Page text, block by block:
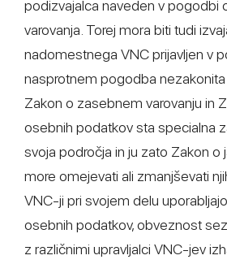
podizvajalca naveden v pogodbi
varovanja. Torej mora biti tudi
nadomestnega VNC prijavljen v
nasprotnem pogodba nezakonita
Zakon o zasebnem varovanju in
osebnih podatkov sta specialna
svoja področja in ju zato Zakon o
more omejevati ali zmanjševati
VNC-ji pri svojem delu
osebnih podatkov, obveznost
z različnimi upravljalci VNC-jev